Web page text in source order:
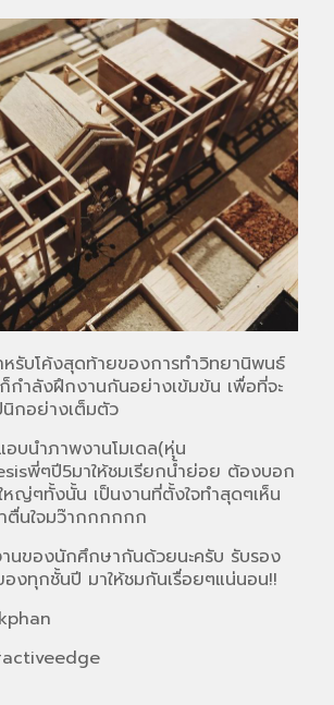
รับโค้งสุดท้ายของการทำวิทยานิพนธ์
กำลังฝึกงานกันอย่างเข้มข้น เพื่อที่จะ
กอย่างเต็มตัว
บนำภาพงานโมเดล(หุ่น
พี่ๆปี5มาให้ชมเรียกน้ำย่อย ต้องบอก
หญ่ๆทั้งนั้น เป็นงานที่ตั้งใจทำสุดๆเห็น
ตื่นใจมว๊ากกกกกก
นของนักศึกษากันด้วยนะครับ รับรอง
องทุกชั้นปี มาให้ชมกันเรื่อยๆแน่นอน!!